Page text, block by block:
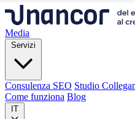
Media
Servizi
Consulenza SEO Studio
Come funziona Blog
IT